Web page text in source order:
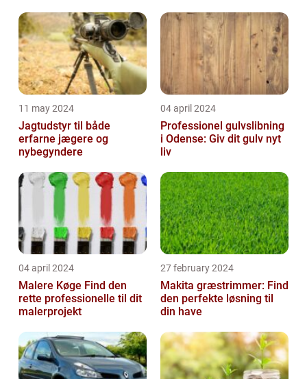
11 may 2024
Jagtudstyr til både
erfarne jægere og
nybegyndere
04 april 2024
Professionel gulvslibning
i Odense: Giv dit gulv nyt
liv
04 april 2024
Malere Køge Find den
rette professionelle til dit
malerprojekt
27 february 2024
Makita græstrimmer: Find
den perfekte løsning til
din have